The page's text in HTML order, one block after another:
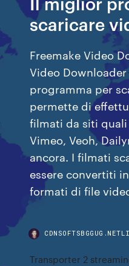
scaricare
Freemake Video
Video
programma per
permette di
filmati da siti quali
Vimeo, Veoh,
ancora. I filmati
essere convertiti
formati di file
Transporter 2